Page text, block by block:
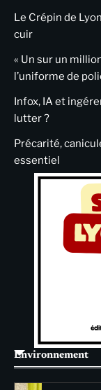
Le Crépin de
cuir
« Un sur un
l’uniforme de
Infox, IA et
lutter ?
Précarité,
essentiel
Environnement